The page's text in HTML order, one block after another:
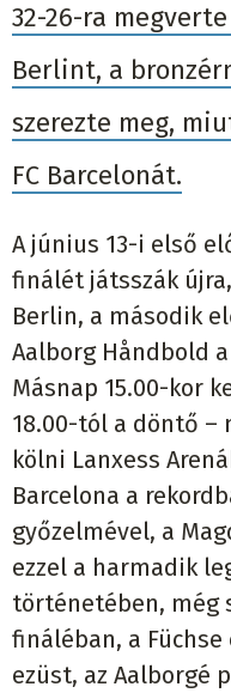
32-26-ra
Berlint, a
szerezte meg,
FC Barcelonát.
A június 13-i első
finálét játsszák
Berlin, a második
Aalborg Håndbold
Másnap 15.00-kor
18.00-tól a döntő –
kölni Lanxess
Barcelona a
győzelmével, a
ezzel a harmadik
történetében, még
fináléban, a
ezüst, az Aalborgé